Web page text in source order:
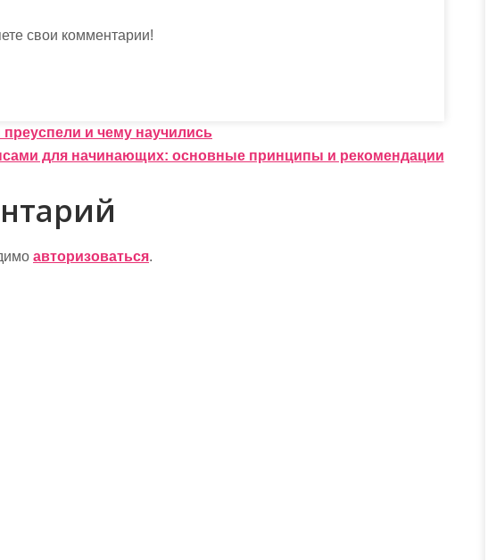
свои комментарии!
и чему научились
для начинающих: основные принципы и рекомендации
авторизоваться.